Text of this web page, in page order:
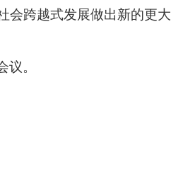
会跨越式发展做出新的更
。